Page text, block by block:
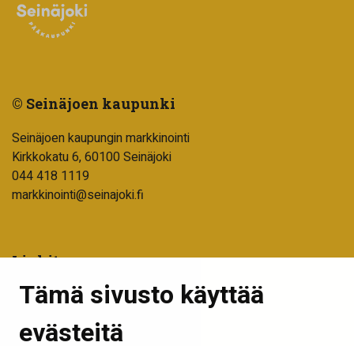
Tämä sivusto käyttää
evästeitä
© Seinäjoen kaupunki
Seinäjoen kaupungin markkinointi
Kirkkokatu 6, 60100 Seinäjoki
044 418 1119
markkinointi@seinajoki.fi
Linkit
Tilaa uutiskirje
Seinäjoen kaupunki